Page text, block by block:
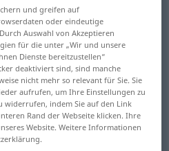
anklicken/antippen)
mit
und greifen auf
oder eindeutige
Auswahl von Akzeptieren
für die unter „Wir und unsere
Dienste bereitzustellen“
deaktiviert sind, sind manche
nicht mehr so relevant für Sie. Sie
aufrufen, um Ihre Einstellungen zu
indem Sie auf den Link
Rand der Webseite klicken. Ihre
Website. Weitere Informationen